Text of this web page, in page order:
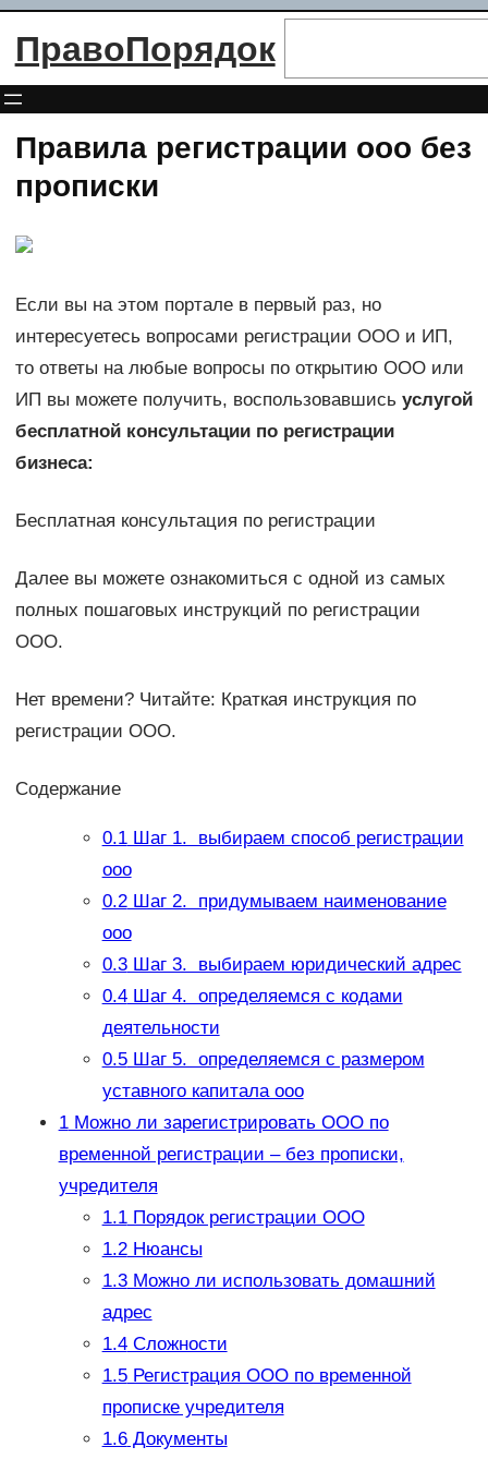
Перейти
ПравоПорядок
Правила регистрации ооо без
прописки
Если вы на этом портале в первый раз, но
интересуетесь вопросами регистрации ООО и ИП,
то ответы на любые вопросы по открытию ООО или
ИП вы можете получить, воспользовавшись услугой
бесплатной консультации по регистрации
бизнеса:
Бесплатная консультация по регистрации
Далее вы можете ознакомиться с одной из самых
полных пошаговых инструкций по регистрации
ООО.
Нет времени? Читайте: Краткая инструкция по
регистрации ООО.
Содержание
0.1Шаг 1. выбираем способ регистрации
ооо
0.2Шаг 2. придумываем наименование
ооо
0.3Шаг 3. выбираем юридический адрес
0.4Шаг 4. определяемся с кодами
деятельности
0.5Шаг 5. определяемся с размером
уставного капитала ооо
1Можно ли зарегистрировать ООО по
временной регистрации – без прописки,
учредителя
1.1Порядок регистрации ООО
1.2Нюансы
1.3Можно ли использовать домашний
адрес
1.4Сложности
1.5Регистрация ООО по временной
прописке учредителя
1.6Документы